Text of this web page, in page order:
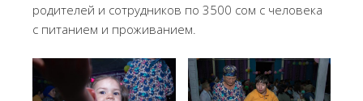
родителей и сотрудников по 3500 сом с человека
с питанием и проживанием.